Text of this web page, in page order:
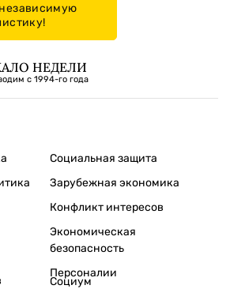
НЕДЕЛИ
с 1994-го года
Социальная защита
Зарубежная экономика
Конфликт интересов
Экономическая
безопасность
Персоналии
Социум